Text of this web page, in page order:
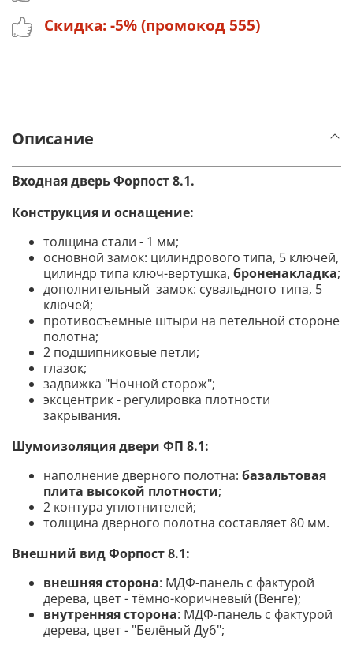
Скидка: -5% (промокод 555)
Описание
Входная дверь Форпост 8.1.
Конструкция и оснащение:
толщина стали - 1 мм;
основной замок: цилиндрового типа, 5 ключей,
цилиндр типа ключ-вертушка, броненакладка;
дополнительный замок: сувальдного типа, 5
ключей;
противосъемные штыри на петельной стороне
полотна;
2 подшипниковые петли;
глазок;
задвижка "Ночной сторож";
эксцентрик - регулировка плотности
закрывания.
Шумоизоляция двери ФП 8.1:
наполнение дверного полотна: базальтовая
плита высокой плотности;
2 контура уплотнителей;
толщина дверного полотна составляет 80 мм.
Внешний вид Форпост 8.1:
внешняя сторона: МДФ-панель с фактурой
дерева, цвет - тёмно-коричневый (Венге);
внутренняя сторона: МДФ-панель с фактурой
дерева, цвет - "Белёный Дуб";